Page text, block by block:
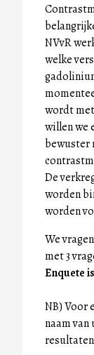
NVvR
welke
wordt
willen we
bewuster
De
worden
worden
We
met 3
Enquete
NB) Voor
naam